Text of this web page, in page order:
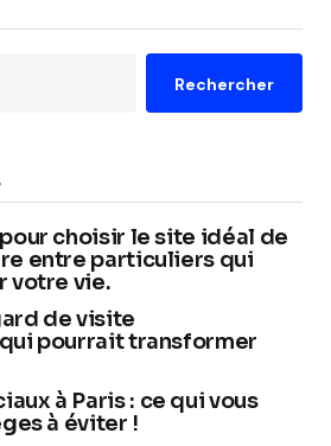
Rechercher
choisir le site idéal de
entre particuliers qui
votre vie.
de visite
pourrait transformer
à Paris : ce qui vous
à éviter !